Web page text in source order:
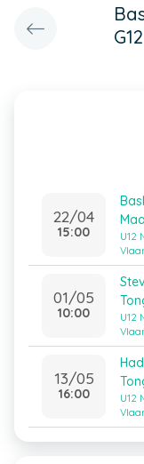
22/04
15:00
U12
01/05
10:00
U12
13/05
16:00
U12